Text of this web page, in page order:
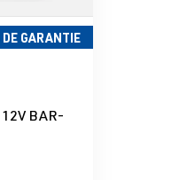
GARANTIE
5 étoiles
BAR-